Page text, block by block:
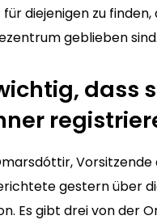
diejenigen zu finden,
geblieben sind.
dass
Vorsitzende
gestern über
Es gibt drei von der